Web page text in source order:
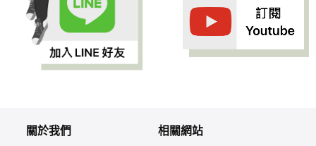
關於我們 相關網站